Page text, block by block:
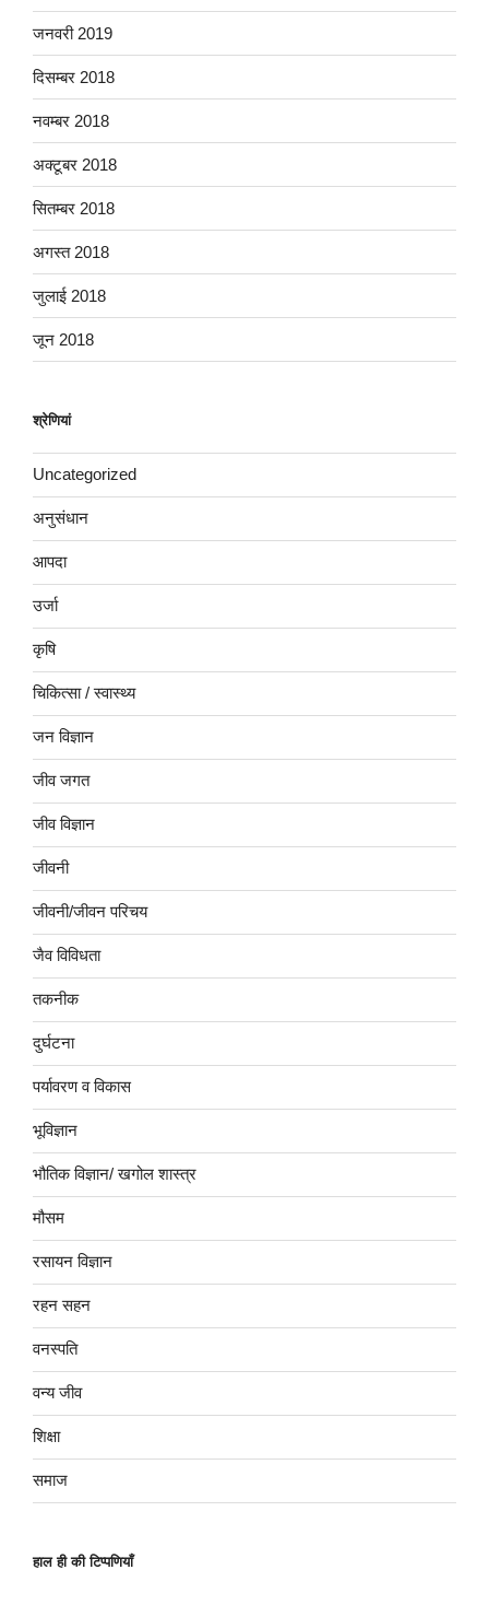
जनवरी 2019
दिसम्बर 2018
नवम्बर 2018
अक्टूबर 2018
सितम्बर 2018
अगस्त 2018
जुलाई 2018
जून 2018
श्रेणियां
Uncategorized
अनुसंधान
आपदा
उर्जा
कृषि
चिकित्सा / स्वास्थ्य
जन विज्ञान
जीव जगत
जीव विज्ञान
जीवनी
जीवनी/जीवन परिचय
जैव विविधता
तकनीक
दुर्घटना
पर्यावरण व विकास
भूविज्ञान
भौतिक विज्ञान/ खगोल शास्त्र
मौसम
रसायन विज्ञान
रहन सहन
वनस्पति
वन्य जीव
शिक्षा
समाज
हाल ही की टिप्पणियाँ